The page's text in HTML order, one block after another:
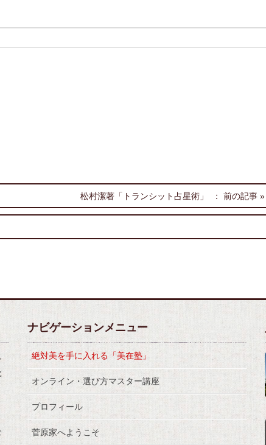
松村潔著「トランシット占星術」
ナビゲーションメニュー
絶対美を手に入れる「美在塾」
オンライン・選び方マスター講座
プロフィール
菅原家へようこそ